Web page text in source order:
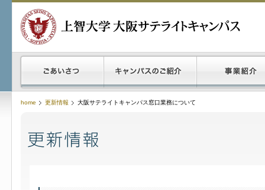
home 更新情報 大阪サテライトキャンパス窓口業務について